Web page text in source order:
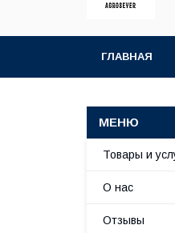
ГЛАВНАЯ
Товары и
О нас
Отзывы